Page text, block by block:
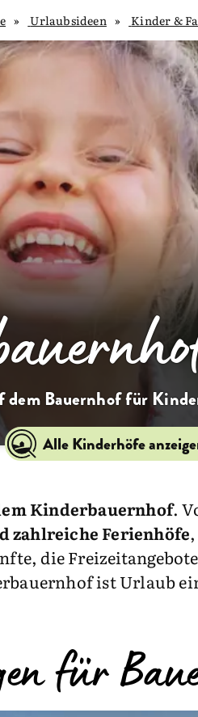
Kinder &
Urlaubsideen
dem Bauernhof für
Alle Kinderhöfe
Kinderbauernhof.
zahlreiche Ferienhöfe
die
ist Urlaub
für